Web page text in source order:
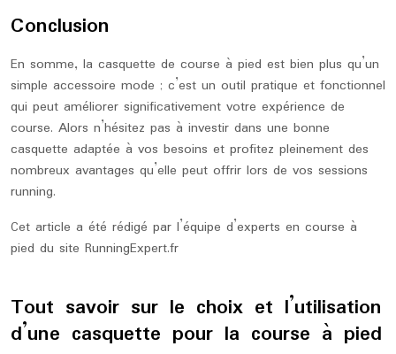
Conclusion
En somme, la casquette de course à pied est bien plus qu’un
simple accessoire mode ; c’est un outil pratique et fonctionnel
qui peut améliorer significativement votre expérience de
course. Alors n’hésitez pas à investir dans une bonne
casquette adaptée à vos besoins et profitez pleinement des
nombreux avantages qu’elle peut offrir lors de vos sessions
running.
Cet article a été rédigé par l’équipe d’experts en course à
pied du site RunningExpert.fr
Tout savoir sur le choix et l’utilisation
d’une casquette pour la course à pied